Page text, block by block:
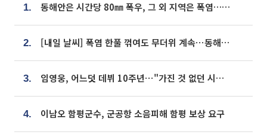
1. 동해안은 시간당 80㎜ 폭우, 그 외 지역은 폭염…‘극과 극 날씨’
2. [내일 날씨] 폭염 한풀 꺾여도 무더위 계속⋯동해안 이틀 연속 비
3. 임영웅, 어느덧 데뷔 10주년⋯"가진 것 없던 시절, 내 앞엔 20명의 팬뿐"
4. 이남오 함평군수, 군공항 소음피해 함평 보상 요구